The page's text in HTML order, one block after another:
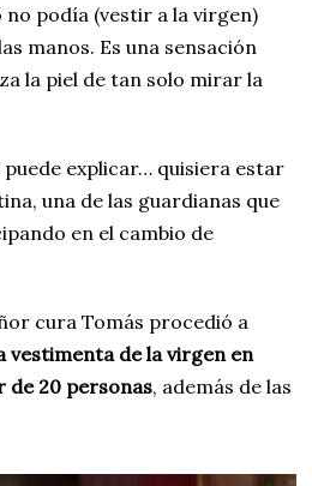
no podía (vestir a la virgen)
manos. Es una sensación
la piel de tan solo mirar la
puede explicar… quisiera estar
una de las guardianas que
en el cambio de
cura Tomás procedió a
vestimenta de la virgen en
de 20 personas, además de las